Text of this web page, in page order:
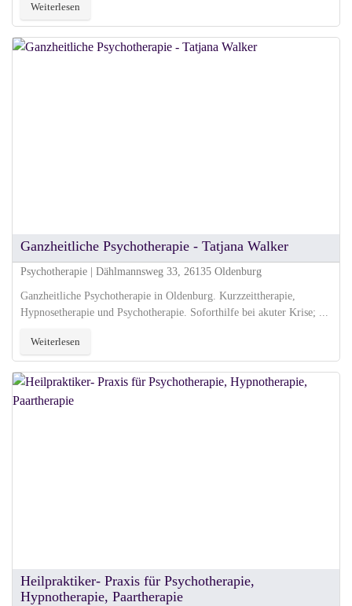
Weiterlesen
Ganzheitliche Psychotherapie - Tatjana Walker
Psychotherapie | Dählmannsweg 33, 26135 Oldenburg
Ganzheitliche Psychotherapie in Oldenburg. Kurzzeittherapie,
Hypnosetherapie und Psychotherapie. Soforthilfe bei akuter Krise; ...
Weiterlesen
Heilpraktiker- Praxis für Psychotherapie,
Hypnotherapie, Paartherapie